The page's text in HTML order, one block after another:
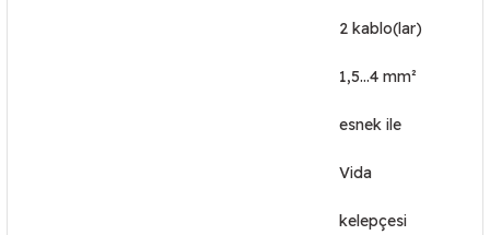
2 kablo(lar)
1,5…4 mm²
esnek ile
Vida
kelepçesi